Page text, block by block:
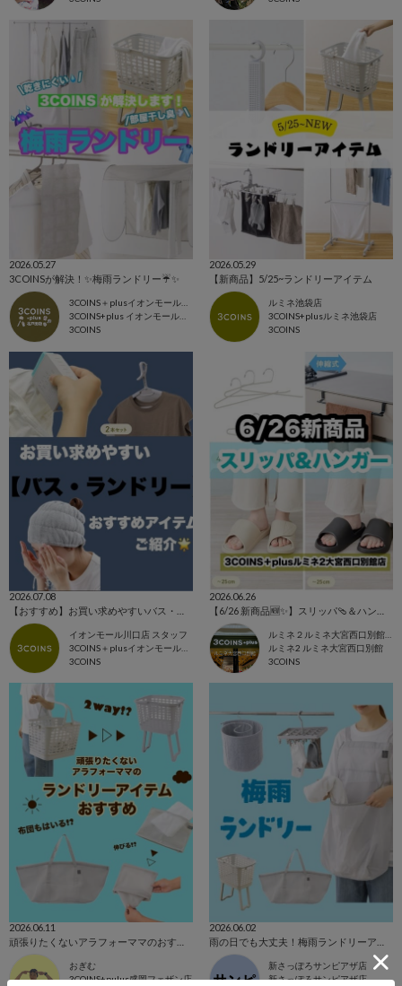
2026.05.27
3COINSが解決！✨梅雨ランドリー☔️✨
3COINS＋plusイオンモール北戸田店
3COINS+plus イオンモール北戸田店
3COINS
2026.05.29
【新商品】5/25~ランドリーアイテム
ルミネ池袋店
3COINS+plusルミネ池袋店
3COINS
2026.07.08
イオンモール川口店 スタッフ
3COINS＋plusイオンモール川口店
3COINS
2026.06.26
ルミネ2 ルミネ大宮西口別館
3COINS
2026.06.11
おぎむ
3COINS+pulus盛岡フェザン店
2026.06.02
新さっぽろサンピアザ店
新さっぽろサンピアザ店